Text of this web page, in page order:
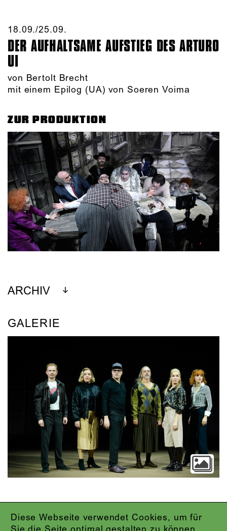
Diese Webseite verwendet Cookies, um für
18.09./​25.09.​
DER AUFHALTSAME AUFSTIEG DES ARTURO
UI
von Bertolt Brecht
mit einem Epilog (UA) von Soeren Voima
ZUR PRODUKTION
ARCHIV
GALERIE
IMPRESSUM